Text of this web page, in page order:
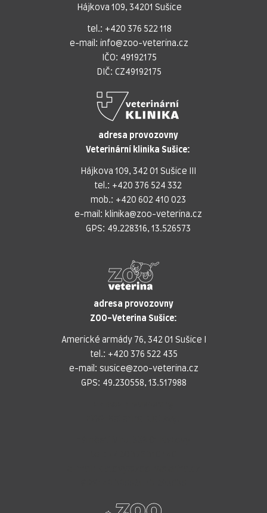
Hájkova 109, 34201 Sušice
tel.: +420 376 522 118
e-mail:
info@zoo-veterina.cz
IČO: 49192175
DIČ: CZ49192175
adresa provozovny
Veterinární klinika Sušice:
Hájkova 109, 342 01 Sušice III
tel.: +420 376 524 332
mob.: +420 602 410 023
e-mail: klinika@zoo-veterina.cz
GPS: 49.228316, 13.526573
adresa provozovny
ZOO-Veterina Sušice:
Americké armády 76, 342 01 Sušice I
tel.: +420 376 522 435
e-mail: susice@zoo-veterina.cz
GPS: 49.230558, 13.517988